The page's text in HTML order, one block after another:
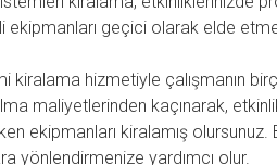
ekipmanları geçici olarak elde
kiralama hizmetiyle çalışmanın
maliyetlerinden kaçınarak,
ekipmanları kiralamış
yönlendirmenize yardımcı olur.